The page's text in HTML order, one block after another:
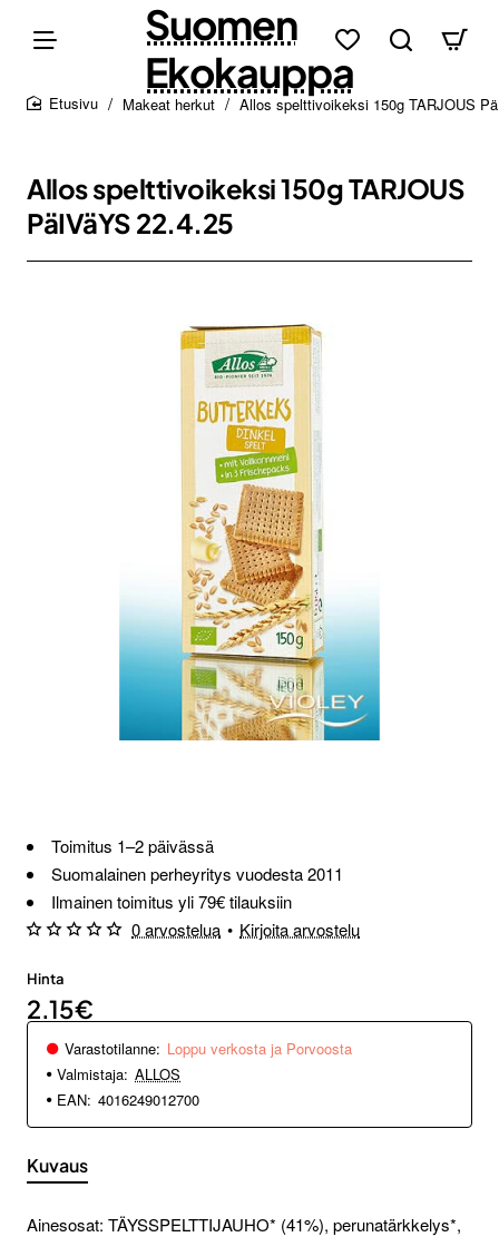
Suomen
Ekokauppa
Makeat herkut Allos spelttivoikeksi 150g TARJOUS
Allos spelttivoikeksi 150g TARJOUS
PäIVäYS 22.4.25
Toimitus 1–2 päivässä
Suomalainen perheyritys vuodesta 2011
Ilmainen toimitus yli 79€ tilauksiin
0 arvostelua • Kirjoita arvostelu
Hinta
2.15€
Varastotilanne: Loppu verkosta ja Porvoosta
Valmistaja: ALLOS
EAN: 4016249012700
Kuvaus
Ainesosat: TÄYSSPELTTIJAUHO* (41%), perunatärkkelys*,